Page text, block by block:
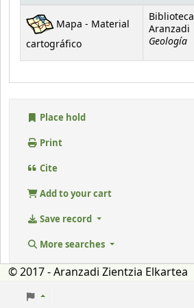
Holdings
Mapa - Material
cartográfico
Biblioteca
Aranzadi
Geología
Place hold
Print
Cite
Add to your cart
Save record
More searches
© 2017 - Aranzadi Zientzia Elkartea